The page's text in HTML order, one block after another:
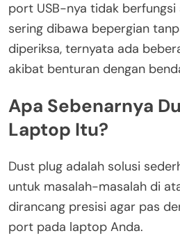
port USB-nya tidak
sering dibawa bepergian
diperiksa, ternyata ada
akibat benturan dengan
Apa Sebenarnya
Laptop Itu?
Dust plug adalah solusi
untuk masalah-masalah di
dirancang presisi agar pas
port pada laptop Anda.